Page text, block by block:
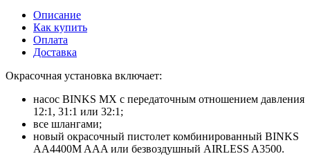
Описание
Как купить
Оплата
Доставка
Окрасочная установка включает:
насос BINKS MX с передаточным отношением давления
12:1, 31:1 или 32:1;
все шлангами;
новый окрасочный пистолет комбинированный BINKS
AA4400M AAA или безвоздушный AIRLESS A3500.